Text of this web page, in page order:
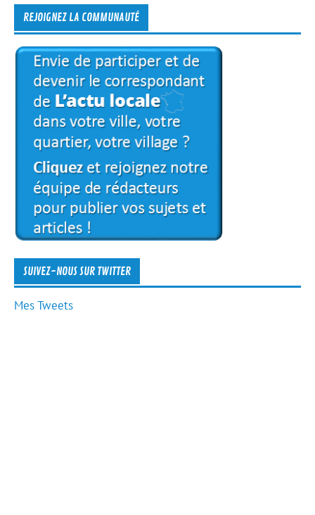
REJOIGNEZ LA COMMUNAUTÉ
SUIVEZ-NOUS SUR TWITTER
Mes Tweets